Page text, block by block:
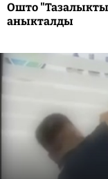
Ошто
аныкталды